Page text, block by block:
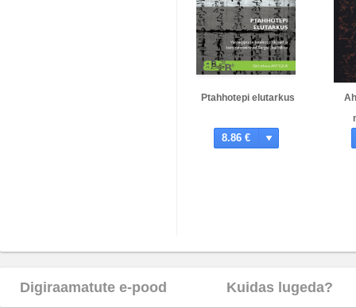
Ptahhotepi elutarkus
8.86 €
Digiraamatute e-pood Kuidas lugeda?